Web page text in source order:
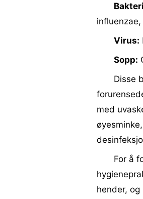
Virus:
Sopp:
Disse
med
For å
hender,